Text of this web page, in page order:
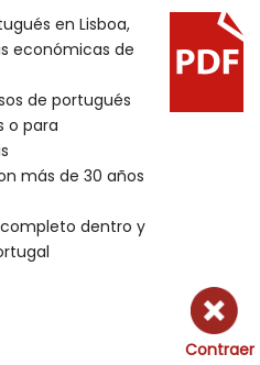
en Lisboa,
económicas de
de portugués
o para
más de 30 años
dentro y
Contraer